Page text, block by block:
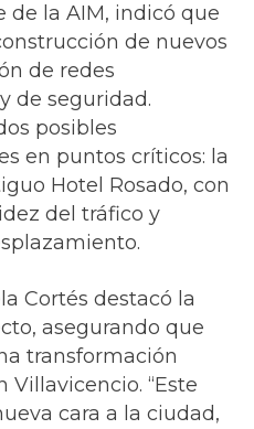
de la AIM, indicó que
de nuevos
de redes
de seguridad.
posibles
en puntos críticos: la
Hotel Rosado, con
del tráfico y
Cortés destacó la
asegurando que
transformación
“Este
cara a la ciudad,